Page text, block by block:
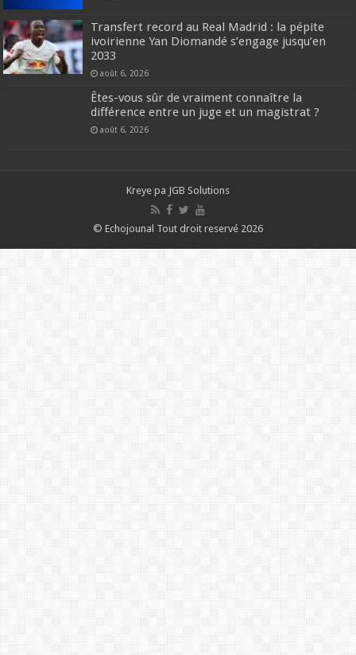
Transfert record au Real Madrid : la pépite
ivoirienne Yan Diomandé s’engage jusqu’en
2033
août 6, 2026
Êtes-vous sûr de vraiment connaître la
différence entre un juge et un magistrat ?
août 6, 2026
Kreye pa JGB Solutions
© Echojounal Tout droit reservé 2026